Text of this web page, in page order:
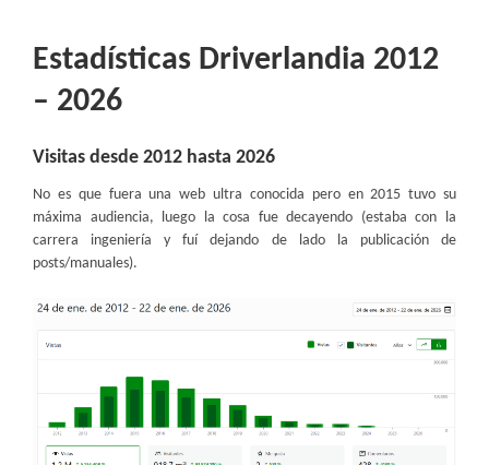
Estadísticas Driverlandia 2012
– 2026
Visitas desde 2012 hasta 2026
No es que fuera una web ultra conocida pero en 2015 tuvo su
máxima audiencia, luego la cosa fue decayendo (estaba con la
carrera ingeniería y fuí dejando de lado la publicación de
posts/manuales).